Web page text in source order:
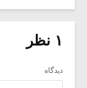
۱ نظر
دیدگاه